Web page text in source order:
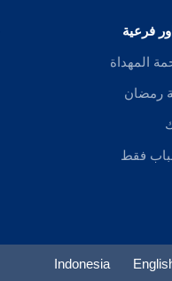
فرعية
المهداة
رمضان
فقط
Indonesia